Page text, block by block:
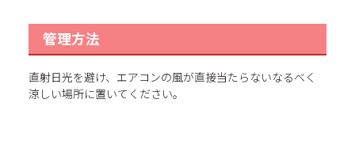
管理方法
直射日光を避け、エアコンの風が直接当たらないなるべく
涼しい場所に置いてください。